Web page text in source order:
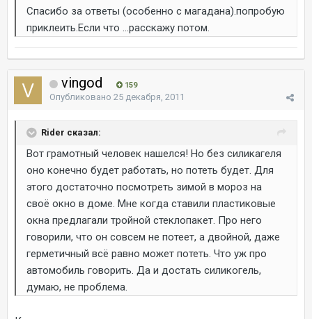
Спасибо за ответы (особенно с магадана).попробую
приклеить.Если что ...расскажу потом.
vingod 159
Опубликовано 25 декабря, 2011
Rider сказал:
Вот грамотный человек нашелся! Но без силикагеля
оно конечно будет работать, но потеть будет. Для
этого достаточно посмотреть зимой в мороз на
своё окно в доме. Мне когда ставили пластиковые
окна предлагали тройной стеклопакет. Про него
говорили, что он совсем не потеет, а двойной, даже
герметичный всё равно может потеть. Что уж про
автомобиль говорить. Да и достать силикогель,
думаю, не проблема.